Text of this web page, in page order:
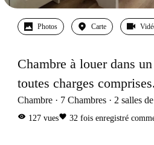
Photos Carte
Chambre à louer dans
toutes charges comprises.
Chambre 7 Chambres 2 salles
visibility 127 vuesfavorite 32 fois enregistré